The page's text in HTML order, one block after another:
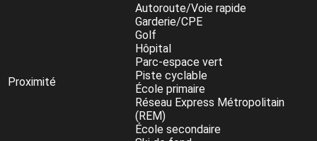
Proximité
Autoroute/Voie rapide
Garderie/CPE
Golf
Hôpital
Parc-espace vert
Piste cyclable
École primaire
Réseau Express Métropolitain
(REM)
École secondaire